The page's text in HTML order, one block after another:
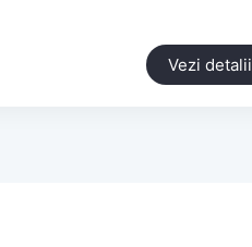
Vezi detalii